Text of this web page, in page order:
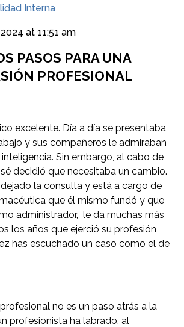
Interna
at 11:51 am
PASOS PARA UNA
PROFESIONAL
excelente. Día a día se presentaba
y sus compañeros le admiraban
Sin embargo, al cabo de
decidió que necesitaba un cambio.
la consulta y está a cargo de
que él mismo fundó y que
administrador, le da muchas más
los años que ejerció su profesión
has escuchado un caso como el de
no es un paso atrás a la
profesionista ha labrado, al